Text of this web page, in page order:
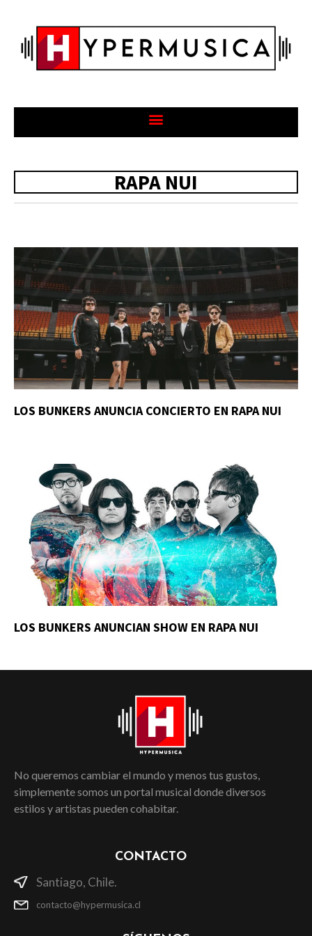
RAPA NUI
LOS BUNKERS ANUNCIA CONCIERTO EN RAPA NUI
LOS BUNKERS ANUNCIAN SHOW EN RAPA NUI
No queremos cambiar el mundo y menos tus gustos,
simplemente somos un portal musical donde diversos
estilos y artistas pueden cohabitar.
CONTACTO
Santiago, Chile.
contacto@hypermusica.cl